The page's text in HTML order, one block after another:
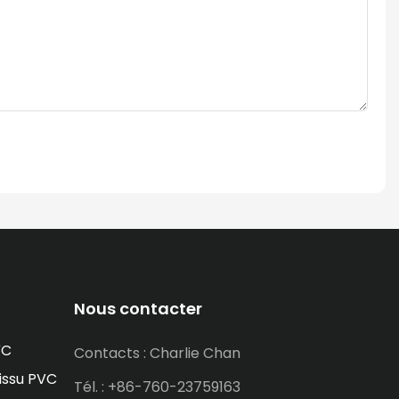
PVC
Nous contacter
Contacts : Charlie Chan
Tél. : +86-760-23759163